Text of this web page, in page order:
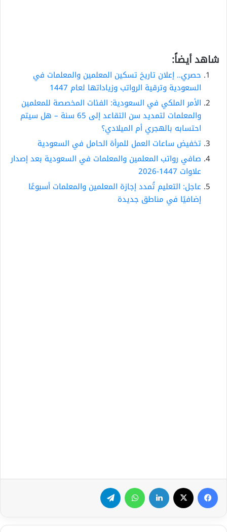
شاهد أيضاً:
حصري.. إعلان تاريخ تسكين المعلمين والمعلمات في
السعودية وترقية الرواتب وزياداتها لعام 1447
الأمر الملكي في السعودية: الفئات المخصصة للمعلمين
والمعلمات لتمديد سن التقاعد إلى 65 سنة – هل سيتم
احتسابه بالهجري أم الميلادي؟
تخفيض ساعات العمل للمرأة الحامل في السعودية
صافي رواتب المعلمين والمعلمات في السعودية بعد إصدار
علاوات 1447-2026
عاجل: التعليم تُمدد إجازة المعلمين والمعلمات أسبوعًا
إضافيًا في مناطق جديدة
فيسبوك لينكدإن واتساب